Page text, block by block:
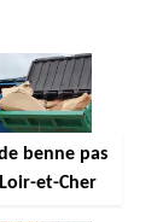
benne pas
et-Cher